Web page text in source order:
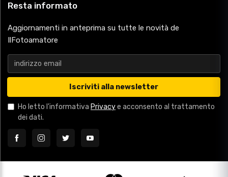
Resta informato
Aggiornamenti in anteprima su tutte le novità de
IlFotoamatore
Iscriviti alla newsletter
Ho letto l'informativa Privacye acconsento al trattamento
dei dati.